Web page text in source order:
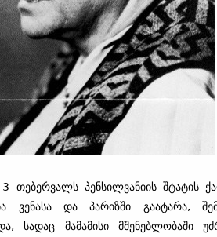
თებერვალს პენსილვანიის შტატის
ვენასა და პარიზში გაატარა,
სადაც მამამისი მშენებლობაში